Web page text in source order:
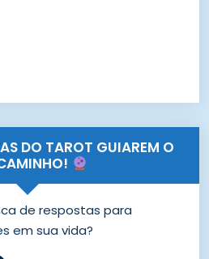
DO TAROT GUIAREM O
de respostas para
em sua vida?